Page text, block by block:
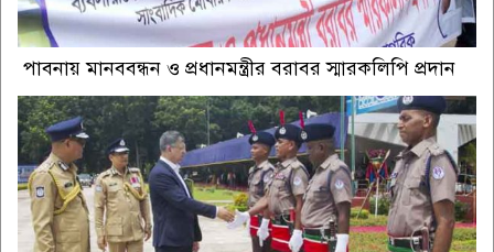
পাবনায় মানববন্ধন ও প্রধানমন্ত্রীর বরাবর স্মারকলিপি প্রদান